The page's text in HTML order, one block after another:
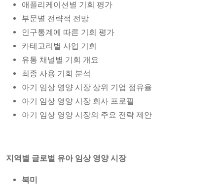
애플리케이션별 기회 평가
부문별 전략적 전망
인구통계에 따른 기회 평가
카테고리별 사업 기회
유통 채널별 기회 개요
최종 사용 기회 분석
아기 임상 영양 시장 상위 기업 점유율
아기 임상 영양 시장 회사 프로필
아기 임상 영양 시장의 주요 전략 제안
지역별 글로벌 유아 임상 영양 시장
북미